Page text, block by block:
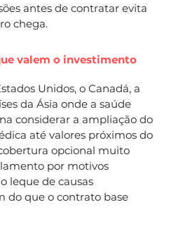
antes de contratar evita
chega.
valem o investimento
Unidos, o Canadá, a
da Ásia onde a saúde
considerar a ampliação do
até valores próximos do
opcional muito
por motivos
leque de causas
do que o contrato base